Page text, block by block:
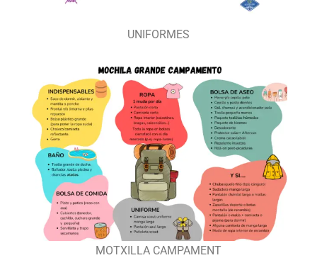
UNIFORMES
MOTXILLA CAMPAMENT